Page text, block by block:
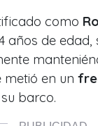
como
años de edad,
metió en un
barco.